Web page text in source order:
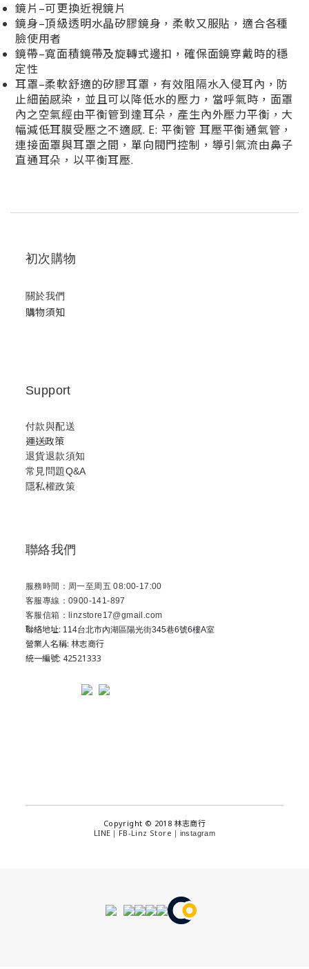
鏡片–可更換近視鏡片
鏡身–頂級透明水晶矽膠鏡身，柔軟又服貼，適合各種
臉使用者
鏡帶–寬面積鏡帶及旋轉式邊扣，確保面鏡穿戴時的穩
定性
耳罩–柔軟舒適的矽膠耳罩，有效阻隔水入侵耳內，防
止細菌感染，並且可以降低水的壓力，當呼氣時，面罩
內之空氣經由平衡管到達耳朵，產生內外壓力平衡，大
幅減低耳膜受壓之不適感. E: 平衡管 耳壓平衡通氣管，
連接面罩與耳罩之間，單向閥門控制，導引氣流由鼻子
直通耳朵，以平衡耳壓.
初次購物
關於我們
購物須知
Support
付款與配送
運送政策
退貨退款須知
常見問題Q&A
隱私權政策
聯絡我們
服務時間：周一至周五 08:00-17:00
客服專線：0900-141-897
客服信箱：linzstore17@gmail.com
聯絡地址: 114台北市內湖區陽光街345巷6號6樓A室
營業人名稱: 林志商行
統一編號: 42521333
Copyright © 2018 林志商行
LINE
FB-Linz Store instagram